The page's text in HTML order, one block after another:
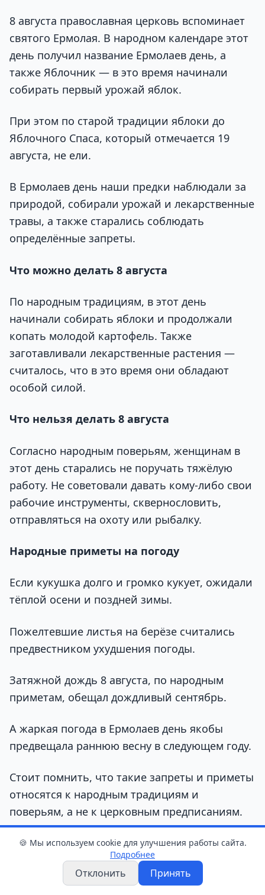
8 августа православная церковь вспоминает
святого Ермолая. В народном календаре этот
день получил название Ермолаев день, а
также Яблочник — в это время начинали
собирать первый урожай яблок.
При этом по старой традиции яблоки до
Яблочного Спаса, который отмечается 19
августа, не ели.
В Ермолаев день наши предки наблюдали за
природой, собирали урожай и лекарственные
травы, а также старались соблюдать
определённые запреты.
Что можно делать 8 августа
По народным традициям, в этот день
начинали собирать яблоки и продолжали
копать молодой картофель. Также
заготавливали лекарственные растения —
считалось, что в это время они обладают
особой силой.
Что нельзя делать 8 августа
Согласно народным поверьям, женщинам в
этот день старались не поручать тяжёлую
работу. Не советовали давать кому-либо свои
рабочие инструменты, сквернословить,
отправляться на охоту или рыбалку.
Народные приметы на погоду
Если кукушка долго и громко кукует, ожидали
тёплой осени и поздней зимы.
Пожелтевшие листья на берёзе считались
предвестником ухудшения погоды.
Затяжной дождь 8 августа, по народным
приметам, обещал дождливый сентябрь.
А жаркая погода в Ермолаев день якобы
предвещала раннюю весну в следующем году.
Стоит помнить, что такие запреты и приметы
относятся к народным традициям и
поверьям, а не к церковным предписаниям.
Лето возвращается. Какой будет погода в
🍪 Мы используем cookie для улучшения работы сайта.
Подробнее
Отклонить Принять